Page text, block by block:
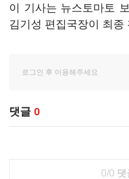
이 기사는 뉴스토마토
김기성 편집국장이 최종
댓글 0
0/0 댓